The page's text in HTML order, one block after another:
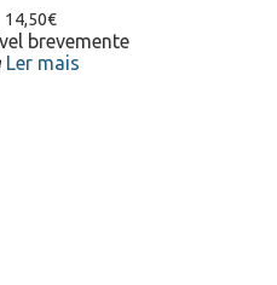
14,50€
brevemente
Ler mais